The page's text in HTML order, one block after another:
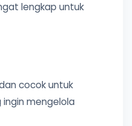
lengkap untuk
cocok untuk
mengelola